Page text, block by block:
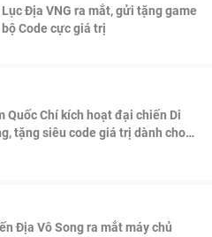
Lục Địa VNG ra mắt, gửi tặng game
Code cực giá trị
Quốc Chí kích hoạt đại chiến Di
tặng siêu code giá trị dành cho
Địa Vô Song ra mắt máy chủ